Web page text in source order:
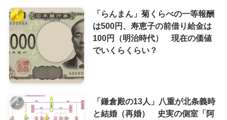
「らんまん」菊くらべの一等報酬
は500円、寿恵子の前借り給金は
100円（明治時代） 現在の価値
でいくらくらい？
「鎌倉殿の13人」八重が北条義時
と結婚（再婚） 史実の側室「阿